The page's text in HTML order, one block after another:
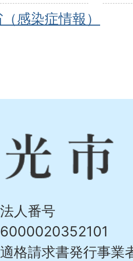
感染症情報）
法人番号
6000020352101
適格請求書発行事業